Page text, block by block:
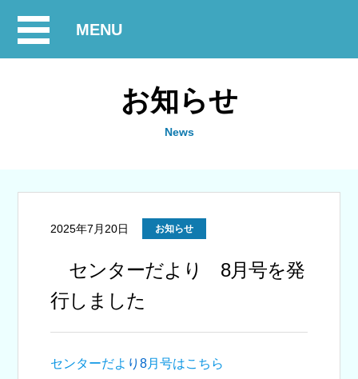
開
ウ
MENU開
閉
お知らせ
News
2025年7月20日 お知らせ
センターだより 8月号を発
行しました
センターだよ り8月号はこちら